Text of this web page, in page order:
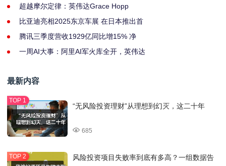
超越摩尔定律：英伟达Grace Hopp
比亚迪亮相2025东京车展 在日本推出首
腾讯三季度营收1929亿同比增15% 净
一周AI大事：阿里AI军火库全开，英伟达
最新内容
“无风险投资理财”从理想到幻灭，这二十年
685
风险投资项目失败率到底有多高？一组数据告